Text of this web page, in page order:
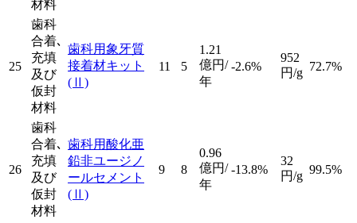
材料
25
歯科
合着､
充填
及び
仮封
材料
歯科用象牙質
接着材キット
(Ⅱ)
11 5
1.21
億円/
年
-2.6%
952
円/g 72.7%
26
歯科
合着､
充填
及び
仮封
材料
歯科用酸化亜
鉛非ユージノ
ールセメント
(Ⅱ)
9 8
0.96
億円/
年
-13.8%
32
円/g 99.5%